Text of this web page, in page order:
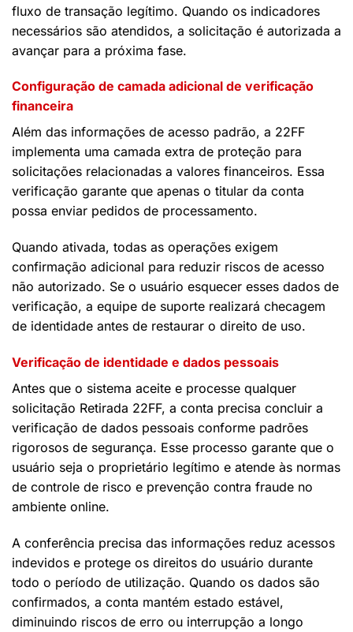
fluxo de transação legítimo. Quando os indicadores
necessários são atendidos, a solicitação é autorizada a
avançar para a próxima fase.
Configuração de camada adicional de verificação
financeira
Além das informações de acesso padrão, a 22FF
implementa uma camada extra de proteção para
solicitações relacionadas a valores financeiros. Essa
verificação garante que apenas o titular da conta
possa enviar pedidos de processamento.
Quando ativada, todas as operações exigem
confirmação adicional para reduzir riscos de acesso
não autorizado. Se o usuário esquecer esses dados de
verificação, a equipe de suporte realizará checagem
de identidade antes de restaurar o direito de uso.
Verificação de identidade e dados pessoais
Antes que o sistema aceite e processe qualquer
solicitação Retirada 22FF, a conta precisa concluir a
verificação de dados pessoais conforme padrões
rigorosos de segurança. Esse processo garante que o
usuário seja o proprietário legítimo e atende às normas
de controle de risco e prevenção contra fraude no
ambiente online.
A conferência precisa das informações reduz acessos
indevidos e protege os direitos do usuário durante
todo o período de utilização. Quando os dados são
confirmados, a conta mantém estado estável,
diminuindo riscos de erro ou interrupção a longo